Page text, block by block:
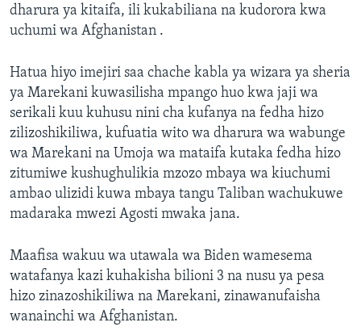
dharura ya kitaifa, ili kukabiliana na kudorora kwa
uchumi wa Afghanistan .
Hatua hiyo imejiri saa chache kabla ya wizara ya sheria
ya Marekani kuwasilisha mpango huo kwa jaji wa
serikali kuu kuhusu nini cha kufanya na fedha hizo
zilizoshikiliwa, kufuatia wito wa dharura wa wabunge
wa Marekani na Umoja wa mataifa kutaka fedha hizo
zitumiwe kushughulikia mzozo mbaya wa kiuchumi
ambao ulizidi kuwa mbaya tangu Taliban wachukuwe
madaraka mwezi Agosti mwaka jana.
Maafisa wakuu wa utawala wa Biden wamesema
watafanya kazi kuhakisha bilioni 3 na nusu ya pesa
hizo zinazoshikiliwa na Marekani, zinawanufaisha
wanainchi wa Afghanistan.